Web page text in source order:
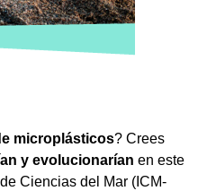
microplásticos? Crees
y evolucionarían en este
Ciencias del Mar (ICM-